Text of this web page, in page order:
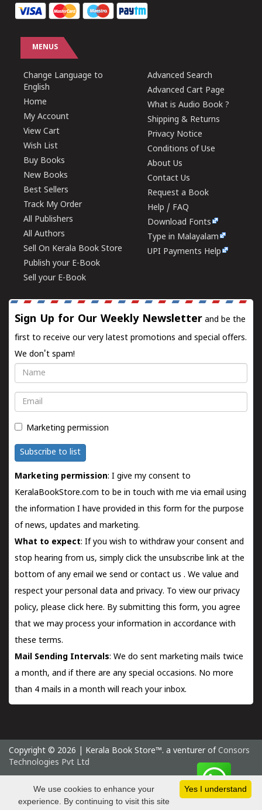
MENUS
Change Language to
English
Home
My Account
View Cart
Wish List
Buy Books
New Books
Best Sellers
Track My Order
All Publishers
All Authors
Sell On Kerala Book Store
Publish your E-Book
Sell your E-Book
Advanced Search
Advanced Cart Page
What is Audio Book ?
Shipping & Returns
Privacy Notice
Conditions of Use
About Us
Contact Us
Request a Book
Help / FAQ
Download Fonts
Type in Malayalam
UPI Payments Help
Sign Up for Our Weekly Newsletter and be the
first to receive our very latest promotions and special offers.
We don't spam!
Name
Email
Marketing permission
Subscribe to list
Marketing permission: I give my consent to
KeralaBookStore.com to be in touch with me via email using
the information I have provided in this form for the purpose
of news, updates and marketing.
What to expect: If you wish to withdraw your consent and
stop hearing from us, simply click the unsubscribe link at the
bottom of any email we send orcontact us . We value and
respect your personal data and privacy. To view our privacy
policy, please click here. By submitting this form, you agree
that we may process your information in accordance with
these terms.
Mail Sending Intervals: We do sent marketing mails twice
a month, and if there are any special occasions. No more
than 4 mails in a month will reach your inbox.
Copyright © 2026 | Kerala Book Store™. a venturer of Consors
Technologies Pvt Ltd
Monday 10 August, 2026 IST
Yes I understand
We use cookies to enhance your
experience. By continuing to visit this site